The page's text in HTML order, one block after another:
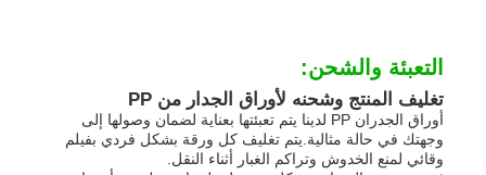
التعبئة والشحن:
تغليف المنتج وشحنه لأوراق الجدار من PP
أوراق الجدران PP لدينا يتم تعبئتها بعناية لضمان وصولها إلى
وجهتك في حالة مثالية.يتم تغليف كل ورقة بشكل فردي بفيلم
وقائي لمنع الخدوش وتراكم الغبار أثناء النقل.